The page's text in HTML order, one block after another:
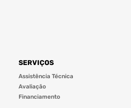
SERVIÇOS
Assistência Técnica
Avaliação
Financiamento